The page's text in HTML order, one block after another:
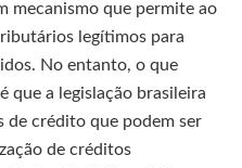
mecanismo que permite ao
legítimos para
No entanto, o que
que a legislação brasileira
de crédito que podem ser
de créditos